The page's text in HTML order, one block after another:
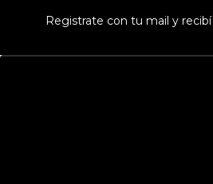
Registrate con tu mail y